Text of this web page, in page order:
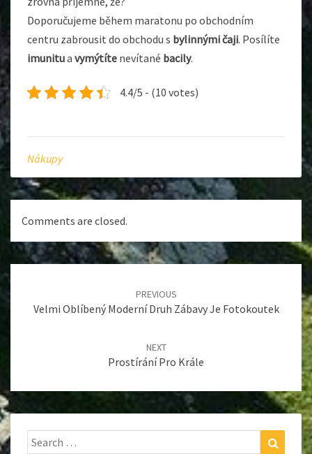
Doporučujeme během maratonu po obchodním
centru zabrousit do obchodu s bylinnými čaji. Posílíte
imunitua vymýtíte nevítané bacily.
4.4/5 - (10 votes)
Nákupy
Comments are closed.
navigation
PREVIOUS
Velmi Oblíbený Moderní Druh Zábavy Je Fotokoutek
NEXT
Prostírání Pro Krále
Search
Search